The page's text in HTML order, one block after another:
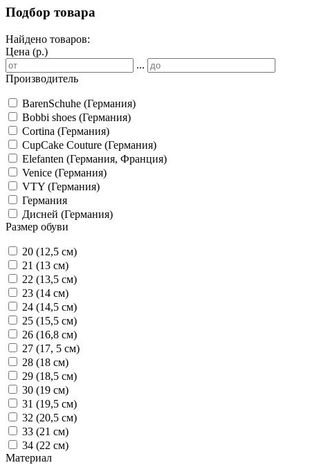
Подбор товара
Найдено товаров:
Цена (р.)
...
Производитель
BarenSchuhe (Германия)
Bobbi shoes (Германия)
Cortina (Германия)
CupCake Couture (Германия)
Elefanten (Германия, Франция)
Venice (Германия)
VTY (Германия)
Германия
Дисней (Германия)
Размер обуви
20 (12,5 см)
21 (13 см)
22 (13,5 см)
23 (14 см)
24 (14,5 см)
25 (15,5 см)
26 (16,8 см)
27 (17, 5 см)
28 (18 см)
29 (18,5 см)
30 (19 см)
31 (19,5 см)
32 (20,5 см)
33 (21 см)
34 (22 см)
Материал